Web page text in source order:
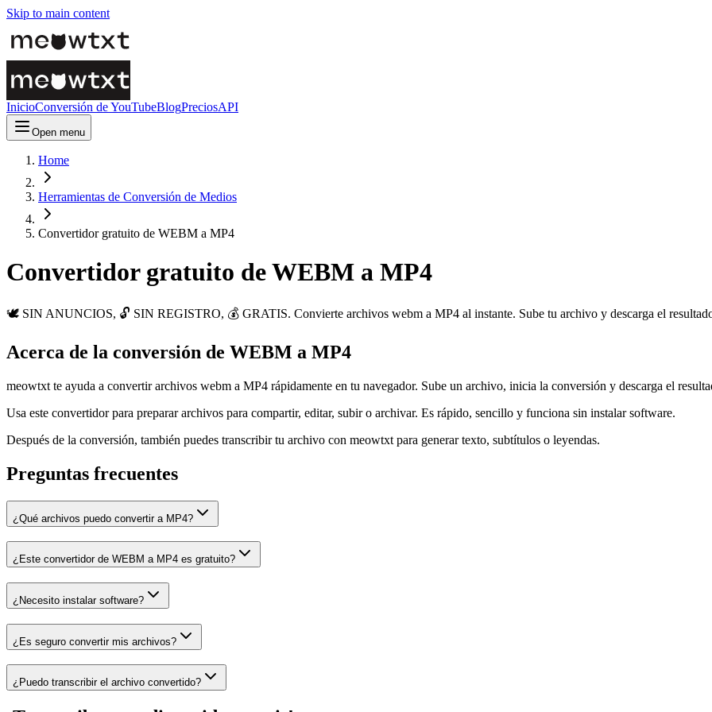
Skip to main content
InicioConversión de YouTubeBlogPreciosAPI
Open menu
Home
Herramientas de Conversión de Medios
Convertidor gratuito de WEBM a MP4
Convertidor gratuito de WEBM a MP4
🕊️ SIN ANUNCIOS, 🔓 SIN REGISTRO, 💰 GRATIS. Convierte archivos webm a MP4 al instante. Sube tu archivo y descarga el
Acerca de la conversión de WEBM a MP4
meowtxt te ayuda a convertir archivos webm a MP4 rápidamente en tu navegador. Sube un archivo, inicia la conversión y descarga el
Usa este convertidor para preparar archivos para compartir, editar, subir o archivar. Es rápido, sencillo y funciona sin instalar software.
Después de la conversión, también puedes transcribir tu archivo con meowtxt para generar texto, subtítulos o leyendas.
Preguntas frecuentes
¿Qué archivos puedo convertir a MP4?
¿Este convertidor de WEBM a MP4 es gratuito?
¿Necesito instalar software?
¿Es seguro convertir mis archivos?
¿Puedo transcribir el archivo convertido?